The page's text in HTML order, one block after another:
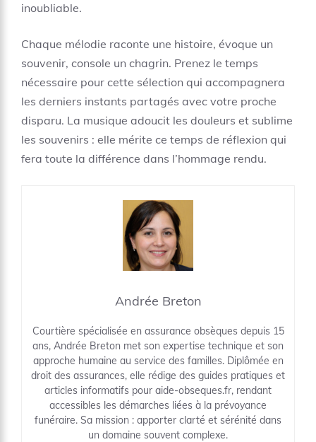
inoubliable.
Chaque mélodie raconte une histoire, évoque un
souvenir, console un chagrin. Prenez le temps
nécessaire pour cette sélection qui accompagnera
les derniers instants partagés avec votre proche
disparu. La musique adoucit les douleurs et sublime
les souvenirs : elle mérite ce temps de réflexion qui
fera toute la différence dans l’hommage rendu.
Andrée Breton
Courtière spécialisée en assurance obsèques depuis 15
ans, Andrée Breton met son expertise technique et son
approche humaine au service des familles. Diplômée en
droit des assurances, elle rédige des guides pratiques et
articles informatifs pour aide-obseques.fr, rendant
accessibles les démarches liées à la prévoyance
funéraire. Sa mission : apporter clarté et sérénité dans
un domaine souvent complexe.